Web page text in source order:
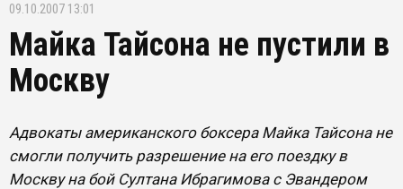
09.10.2007 13:01
Майка Тайсона не пустили в
Москву
Адвокаты американского боксера Майка Тайсона не
смогли получить разрешение на его поездку в
Москву на бой Султана Ибрагимова с Эвандером